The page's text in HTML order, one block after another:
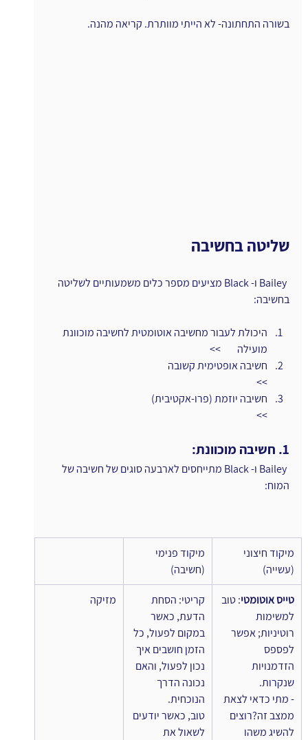
בשורה התחתונה- לא הייתי מוותרת. קריאה מהנה.
שליטה בחשיבה
Bailey ו- Black מציעים מספר כלים משמעותיים לשליטה
בחשיבה:
היכולת לעבור מחשיבה אוטומטית לחשיבה מוכוונת
מועילה        >>
חשיבה אופטימית קשובה
>>
חשיבה יוזמת (פרו-אקטיבית)
>>
1. חשיבה מוכוונת:
Bailey ו- Black מתייחסים לארבעה סוגים של חשיבה של
המוח:
מיקוד חיצוני
(עשייה)
מיקוד פנימי
(חשיבה)
טייס אוטומטי: טוב
למשימות
רוטיניות; אפשר
לפספס
הזדמנויות
שנקרות.
- מתי כדאי לצאת
ממצב זה?רוצים
להשיג משהו
קריטי: הסחת
הדעת, כאשר
במקום לפעול, כל
הזמן חושבים איך
נכון לפעול, והאם
נכונה הדרך
הנוכחית.
טוב, כאשר יודעים
לשאול את
מזיקה